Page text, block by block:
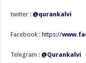
twitter : @qurankalvi
Facebook : https://
Telegram : @Qurankalvi